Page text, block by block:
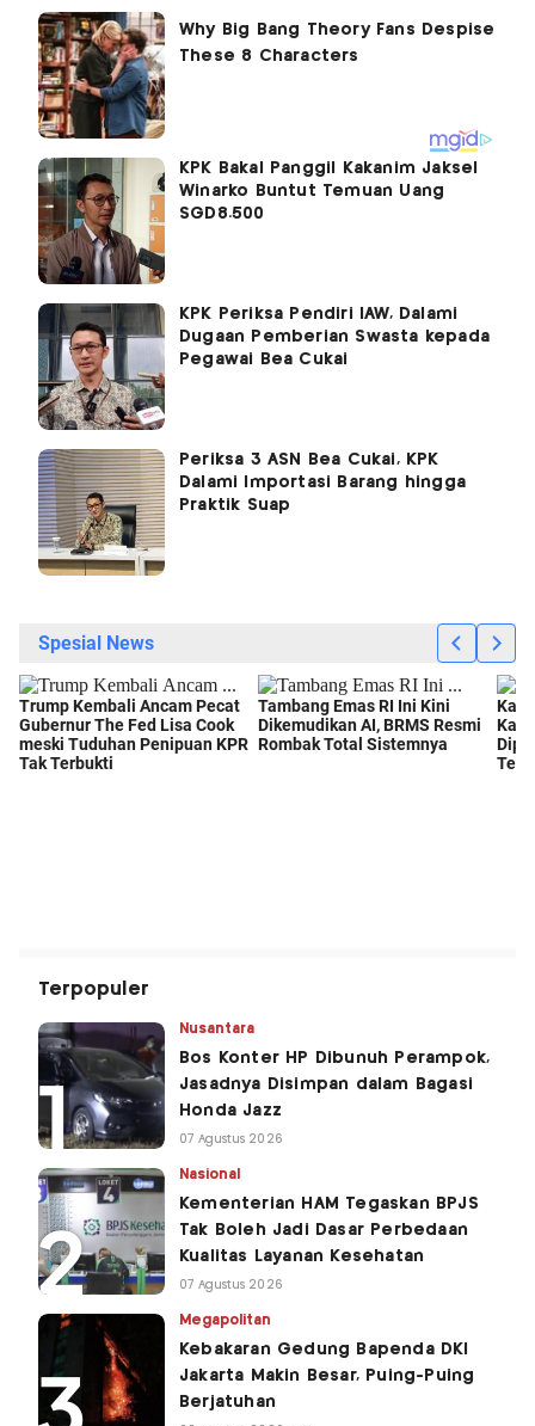
KPK Bakal Panggil Kakanim Jaksel
Winarko Buntut Temuan Uang
SGD8.500
KPK Periksa Pendiri IAW, Dalami
Dugaan Pemberian Swasta kepada
Pegawai Bea Cukai
Periksa 3 ASN Bea Cukai, KPK
Dalami Importasi Barang hingga
Praktik Suap
Terpopuler
Nusantara
Bos Konter HP Dibunuh Perampok,
Jasadnya Disimpan dalam Bagasi
Honda Jazz
07 Agustus 2026
Nasional
Kementerian HAM Tegaskan BPJS
Tak Boleh Jadi Dasar Perbedaan
Kualitas Layanan Kesehatan
07 Agustus 2026
Megapolitan
Kebakaran Gedung Bapenda DKI
Jakarta Makin Besar, Puing-Puing
Berjatuhan